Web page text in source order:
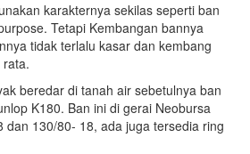
karakternya sekilas seperti ban
Tetapi Kembangan bannya
tidak terlalu kasar dan kembang
beredar di tanah air sebetulnya ban
K180. Ban ini di gerai Neobursa
dan 130/80- 18, ada juga tersedia ring